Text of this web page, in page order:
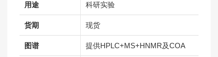
用途 科研实验
货期 现货
图谱 提供HPLC+MS+HNMR及COA